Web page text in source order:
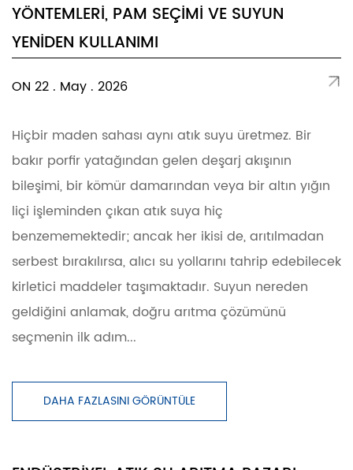
YÖNTEMLERI, PAM SEÇIMI VE SUYUN
YENIDEN KULLANIMI
ON 22 . May . 2026
Hiçbir maden sahası aynı atık suyu üretmez. Bir
bakır porfir yatağından gelen deşarj akışının
bileşimi, bir kömür damarından veya bir altın yığın
liçi işleminden çıkan atık suya hiç
benzememektedir; ancak her ikisi de, arıtılmadan
serbest bırakılırsa, alıcı su yollarını tahrip edebilecek
kirletici maddeler taşımaktadır. Suyun nereden
geldiğini anlamak, doğru arıtma çözümünü
seçmenin ilk adım...
DAHA FAZLASINI GÖRÜNTÜLE